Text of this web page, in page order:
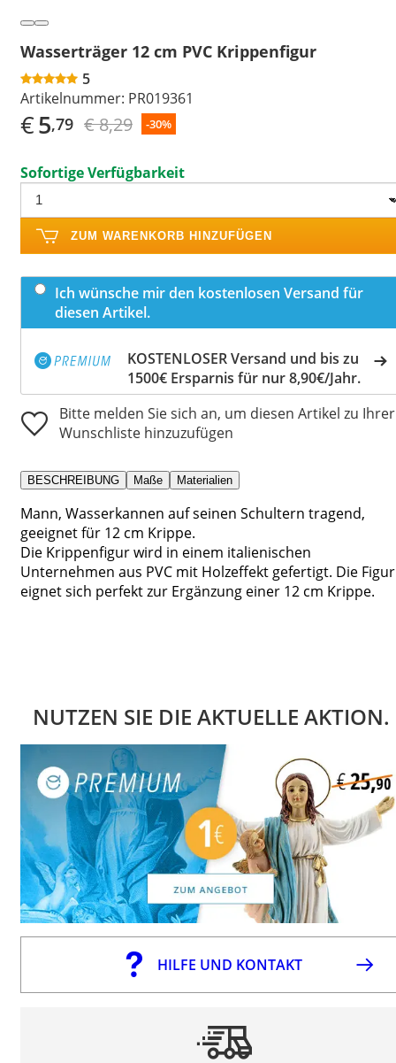
Wasserträger 12 cm PVC Krippenfigur
5
Artikelnummer: PR019361
€5,79 € 8,29 -30%
Sofortige Verfügbarkeit
ZUM WARENKORB HINZUFÜGEN
Ich wünsche mir den kostenlosen Versand für
diesen Artikel.
KOSTENLOSER Versand und bis zu
1500€ Ersparnis für nur 8,90€/Jahr.
Bitte melden Sie sich an, um diesen Artikel zu Ihrer
Wunschliste hinzuzufügen
BESCHREIBUNG Maße Materialien
Mann, Wasserkannen auf seinen Schultern tragend,
geeignet für 12 cm Krippe.
Die Krippenfigur wird in einem italienischen
Unternehmen aus PVC mit Holzeffekt gefertigt. Die Figur
eignet sich perfekt zur Ergänzung einer 12 cm Krippe.
NUTZEN SIE DIE AKTUELLE AKTION.
HILFE UND KONTAKT